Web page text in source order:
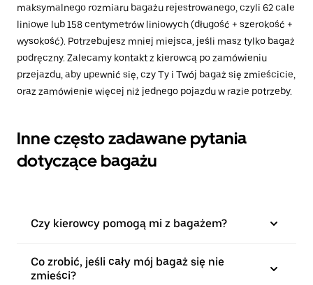
maksymalnego rozmiaru bagażu rejestrowanego, czyli 62 cale
liniowe lub 158 centymetrów liniowych (długość + szerokość +
wysokość). Potrzebujesz mniej miejsca, jeśli masz tylko bagaż
podręczny. Zalecamy kontakt z kierowcą po zamówieniu
przejazdu, aby upewnić się, czy Ty i Twój bagaż się zmieścicie,
oraz zamówienie więcej niż jednego pojazdu w razie potrzeby.
Inne często zadawane pytania
dotyczące bagażu
Czy kierowcy pomogą mi z bagażem?
Co zrobić, jeśli cały mój bagaż się nie
zmieści?